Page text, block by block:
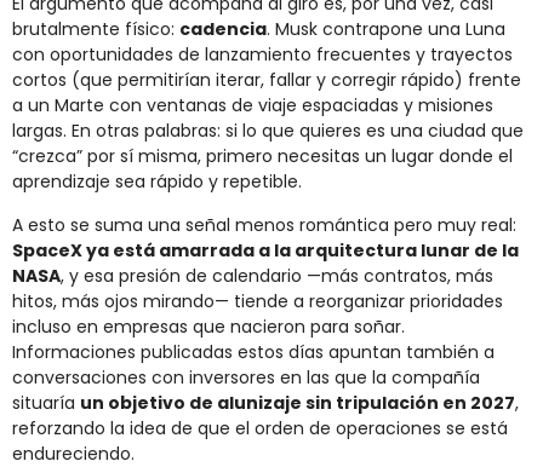
brutalmente físico: cadencia. Musk contrapone una Luna
con oportunidades de lanzamiento frecuentes y trayectos
cortos (que permitirían iterar, fallar y corregir rápido) frente
a un Marte con ventanas de viaje espaciadas y misiones
largas. En otras palabras: si lo que quieres es una ciudad que
“crezca” por sí misma, primero necesitas un lugar donde el
aprendizaje sea rápido y repetible.
A esto se suma una señal menos romántica pero muy real:
SpaceX ya está amarrada a la arquitectura lunar de la
NASA, y esa presión de calendario —más contratos, más
hitos, más ojos mirando— tiende a reorganizar prioridades
incluso en empresas que nacieron para soñar.
Informaciones publicadas estos días apuntan también a
conversaciones con inversores en las que la compañía
situaría un objetivo de alunizaje sin tripulación en 2027,
reforzando la idea de que el orden de operaciones se está
endureciendo.